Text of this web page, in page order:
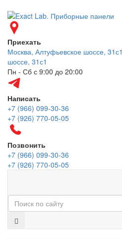
Приехать
Москва, Алтуфьевское шоссе, 31с1
шоссе, 31с1
Пн - Сб с 9:00 до 20:00
Написать
+7 (966) 099-30-36
+7 (926) 770-05-05
Позвонить
+7 (966) 099-30-36
+7 (926) 770-05-05